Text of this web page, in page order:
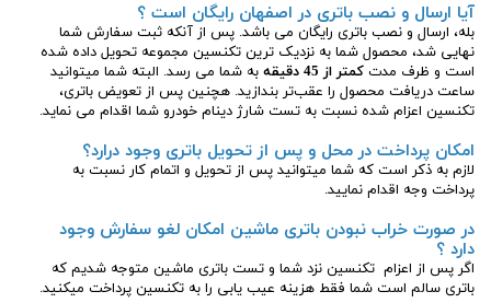
آیا ارسال و نصب باتری در اصفهان رایگان است ؟
بله، ارسال و نصب باتری رایگان می باشد. پس از آنکه ثبت سفارش شما
نهایی شد، محصول شما به نزدیک ترین تکنسین مجموعه تحویل داده شده
است و ظرف مدت کمتر از 45 دقیقه
به شما می رسد. البته شما میتوانید
ساعت دریافت محصول را عقب‌تر بندازید. هچنین پس از تعویض باتری،
تکنسین اعزام شده نسبت به تست شارژ دینام خودرو شما اقدام می نماید.
امکان پرداخت در محل و پس از تحویل باتری وجود درارد؟
لازم به ذکر است که شما میتوانید پس از تحویل و اتمام کار نسبت به
پرداخت وجه اقدام نمایید.
در صورت خراب نبودن باتری ماشین امکان لغو سفارش وجود
دارد ؟
اگر پس از اعزام تکنسین نزد شما و تست باتری ماشین متوجه شدیم که
باتری سالم است شما فقط هزینه عیب یابی را به تکنسین پرداخت میکنید.